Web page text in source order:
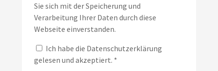
Sie sich mit der Speicherung und
Verarbeitung Ihrer Daten durch diese
Webseite einverstanden.
Ich habe die Datenschutzerklärung
gelesen und akzeptiert. *